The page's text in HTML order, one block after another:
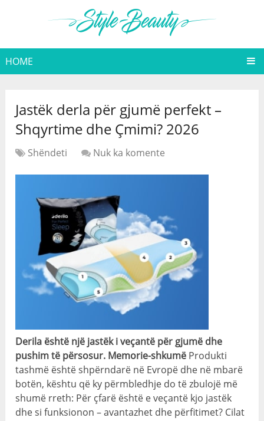
HOME
Jastëk derla për gjumë perfekt –
Shqyrtime dhe Çmimi? 2026
Shëndeti Nuk ka komente
Derila është një jastëk i veçantë për gjumë dhe
pushim të përsosur. Memorie-shkumë Produkti
tashmë është shpërndarë në Evropë dhe në mbarë
botën, kështu që ky përmbledhje do të zbulojë më
shumë rreth: Për çfarë është e veçantë kjo jastëk
dhe si funksionon – avantazhet dhe përfitimet? Cilat